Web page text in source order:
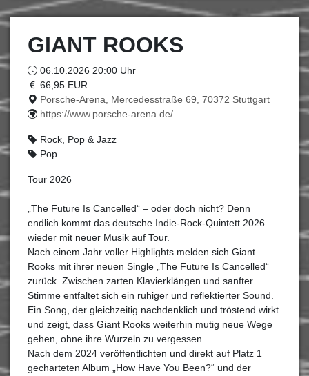
GIANT ROOKS
06.10.2026 20:00 Uhr
66,95 EUR
Porsche-Arena, Mercedesstraße 69, 70372 Stuttgart
https://www.porsche-arena.de/
Rock, Pop & Jazz
Pop
Tour 2026
„The Future Is Cancelled“ – oder doch nicht? Denn
endlich kommt das deutsche Indie-Rock-Quintett 2026
wieder mit neuer Musik auf Tour.
Nach einem Jahr voller Highlights melden sich Giant
Rooks mit ihrer neuen Single „The Future Is Cancelled“
zurück. Zwischen zarten Klavierklängen und sanfter
Stimme entfaltet sich ein ruhiger und reflektierter Sound.
Ein Song, der gleichzeitig nachdenklich und tröstend wirkt
und zeigt, dass Giant Rooks weiterhin mutig neue Wege
gehen, ohne ihre Wurzeln zu vergessen.
Nach dem 2024 veröffentlichten und direkt auf Platz 1
gecharteten Album „How Have You Been?“ und der